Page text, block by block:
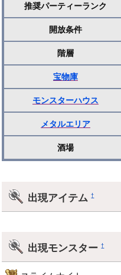
推奨パーティーランク
開放条件
階層
宝物庫
モンスターハウス
メタルエリア
酒場
出現アイテム†
出現モンスター†